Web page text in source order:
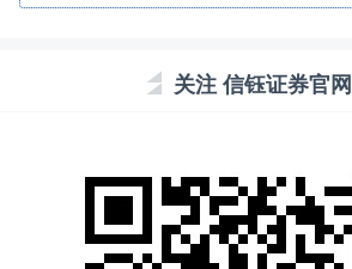
关注 信钰证券官网